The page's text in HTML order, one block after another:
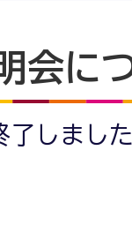
会に
了しまし